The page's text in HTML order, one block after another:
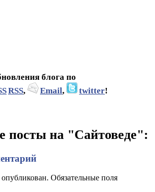
блога по
RSS, Email, twitter!
посты на "Сайтоведе":
Обязательные поля